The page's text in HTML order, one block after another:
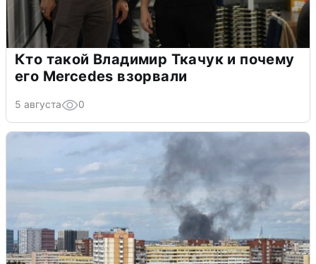
Кто такой Владимир Ткачук и почему
его Mercedes взорвали
5 августа 0